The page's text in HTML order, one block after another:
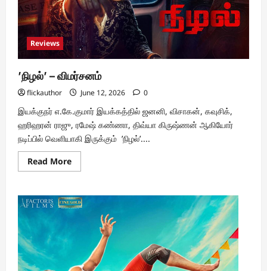
Reviews
’நிழல்’ – விமர்சனம்
flickauthor June 12, 2026 0
இயக்குநர் எ.கே.குமார் இயக்கத்தில் ஜனனி, விசாகன், கவுசிக்,
ஹரிஹரன் ராஜு, ரமேஷ் கண்ணா, திவ்யா கிருஷ்ணன் ஆகியோர்
நடிப்பில் வெளியாகி இருக்கும் ’நிழல்’....
Read MoreRead
more
–
விமர்சனம்